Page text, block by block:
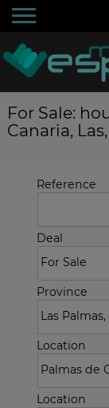
For Sale:
Canaria,
Reference
Deal
Province
Location
Location